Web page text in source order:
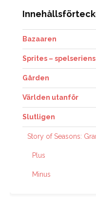
Bazaaren
Sprites –
Gården
Världen utanför
Slutligen
Story of Seasons:
Plus
Minus